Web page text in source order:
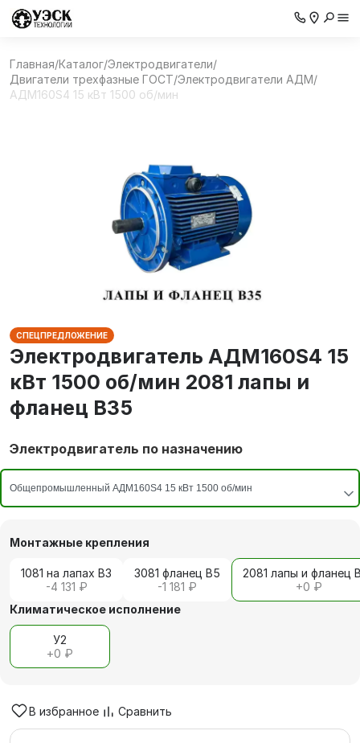
Главная/Каталог/Электродвигатели/
Двигатели трехфазные ГОСТ/Электродвигатели АДМ/
АДМ160S4 15 кВт 1500 об/мин
СПЕЦПРЕДЛОЖЕНИЕ
Электродвигатель АДМ160S4 15
кВт 1500 об/мин 2081 лапы и
фланец В35
Электродвигатель по назначению
Монтажные крепления
1081 на лапах В3
-4 131 ₽
3081 фланец В5
-1 181 ₽
2081 лапы и фланец
+0 ₽
Климатическое исполнение
У2
+0 ₽
В избранное Сравнить